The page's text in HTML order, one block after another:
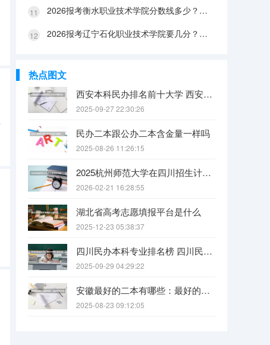
2026报考衡水职业技术学院分数线多少？附报到流程与生活指南
2026报考辽宁石化职业技术学院要几分？分数线与生活成本详解
热点图文
西安本科民办排名前十大学 西安民办本科院校排名
2025-09-27 22:30:26
民办二本跟公办二本含金量一样吗
2025-08-26 11:26:15
2025杭州师范大学在四川招生计划是什么（2026参考）
2026-02-21 16:28:55
湖北省高考志愿填报平台是什么
2025-12-23 05:38:37
四川民办本科专业排名榜 四川民办本科院校排名
2025-09-29 04:29:22
安徽最好的二本有哪些：最好的民办本科，最好的公办二本大学
2025-08-23 09:12:05